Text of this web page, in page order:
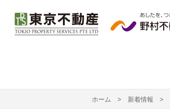
ホーム > 新着情報 >